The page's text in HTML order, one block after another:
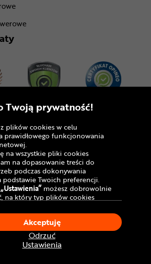
nas
i zasady korzystania z
Twoją prywatność!
plików cookies w celu
prawidłowego funkcjonowania
na wszystkie pliki cookies
na dopasowanie treści do
podczas dokonywania
podstawie Twoich preferencji.
„Ustawienia” możesz dobrowolnie
na który typ plików cookies
, wyrażasz zgodę na
zgodnie z ustawieniami
momencie, możesz dokonać
wyboru klikając opcję
Ustawienia
Odrzuć
Akceptuję